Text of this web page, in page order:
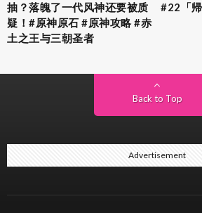
抽？落魄了一代风神还要被质
疑！#原神原石 #原神攻略 #赤
土之王与三朝圣者
#22「
Back to Top
Advertisement